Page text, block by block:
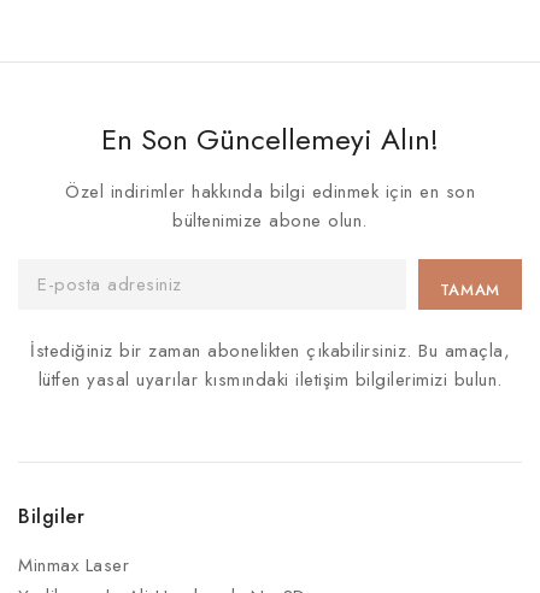
En Son Güncellemeyi Alın!
Özel indirimler hakkında bilgi edinmek için en son
bültenimize abone olun.
İstediğiniz bir zaman abonelikten çıkabilirsiniz. Bu amaçla,
lütfen yasal uyarılar kısmındaki iletişim bilgilerimizi bulun.
Bilgiler
Minmax Laser